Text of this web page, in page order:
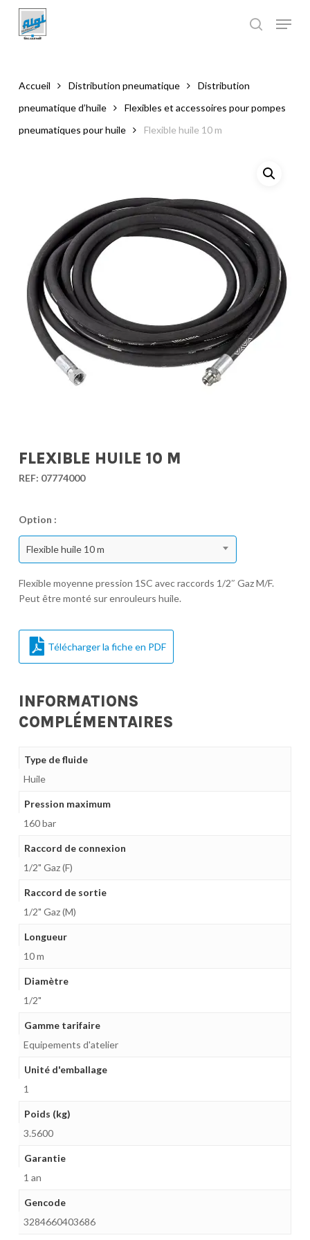
main
Accueil Distribution pneumatique
Distribution
pneumatique d’huile
Flexibles et accessoires pour pompes
pneumatiques pour huile
Flexible huile 10 m
FLEXIBLE HUILE 10 M
REF: 07774000
Option :
Flexible huile 10 m
Flexible moyenne pression 1SC avec raccords 1/2″ Gaz M/F.
Peut être monté sur enrouleurs huile.
Télécharger la fiche en PDF
INFORMATIONS
COMPLÉMENTAIRES
Type de fluide
Huile
Pression maximum
160 bar
Raccord de connexion
1/2" Gaz (F)
Raccord de sortie
1/2" Gaz (M)
Longueur
10 m
Diamètre
1/2"
Gamme tarifaire
Equipements d'atelier
Unité d'emballage
1
Poids (kg)
3.5600
Garantie
1 an
Gencode
3284660403686